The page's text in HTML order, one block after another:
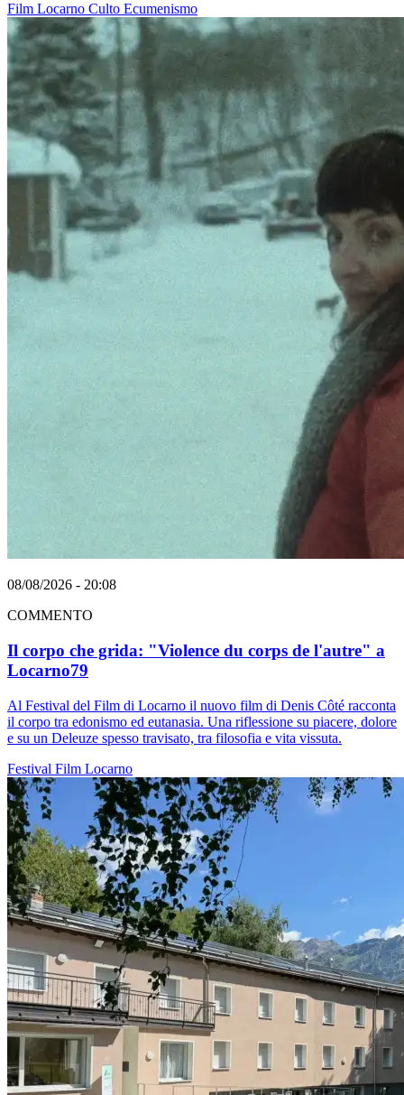
Film Locarno Culto Ecumenismo
08/08/2026 - 20:08
COMMENTO
Il corpo che grida: "Violence du corps de l'autre" a
Locarno79
Al Festival del Film di Locarno il nuovo film di Denis Côté racconta
il corpo tra edonismo ed eutanasia. Una riflessione su piacere, dolore
e su un Deleuze spesso travisato, tra filosofia e vita vissuta.
Festival Film Locarno